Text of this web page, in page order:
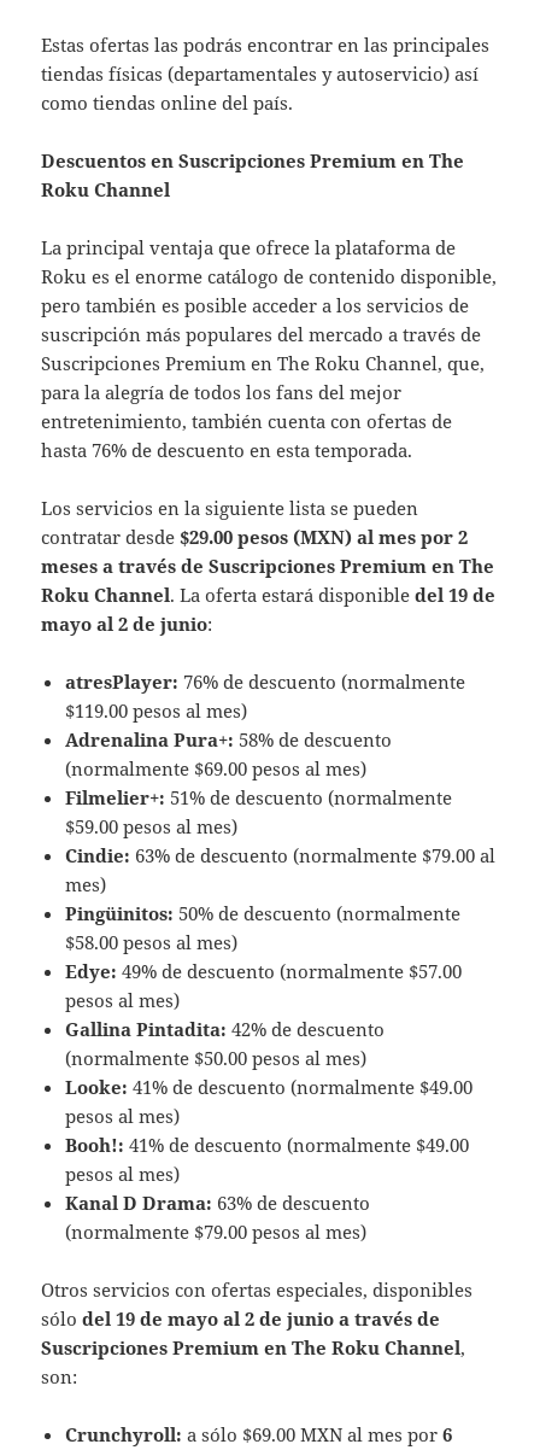
Estas ofertas las podrás encontrar en las principales
tiendas físicas (departamentales y autoservicio) así
como tiendas online del país.
Descuentos en Suscripciones Premium en The
Roku Channel
La principal ventaja que ofrece la plataforma de
Roku es el enorme catálogo de contenido disponible,
pero también es posible acceder a los servicios de
suscripción más populares del mercado a través de
Suscripciones Premium en The Roku Channel, que,
para la alegría de todos los fans del mejor
entretenimiento, también cuenta con ofertas de
hasta 76% de descuento en esta temporada.
Los servicios en la siguiente lista se pueden
contratar desde$29.00 pesos (MXN) al mes por 2
meses a través de Suscripciones Premium en The
Roku Channel. La oferta estará disponibledel 19 de
mayo al 2 de junio:
atresPlayer: 76% de descuento (normalmente
$119.00 pesos al mes)
Adrenalina Pura+: 58% de descuento
(normalmente $69.00 pesos al mes)
Filmelier+: 51% de descuento (normalmente
$59.00 pesos al mes)
Cindie: 63% de descuento (normalmente $79.00 al
mes)
Pingüinitos: 50% de descuento (normalmente
$58.00 pesos al mes)
Edye: 49% de descuento (normalmente $57.00
pesos al mes)
Gallina Pintadita: 42% de descuento
(normalmente $50.00 pesos al mes)
Looke: 41% de descuento (normalmente $49.00
pesos al mes)
Booh!: 41% de descuento (normalmente $49.00
pesos al mes)
Kanal D Drama: 63% de descuento
(normalmente $79.00 pesos al mes)
Otros servicios con ofertas especiales, disponibles
sólodel 19 de mayo al 2 de junio a través de
Suscripciones Premium en The Roku Channel,
son:
Crunchyroll:a sólo $69.00 MXN al mes por6